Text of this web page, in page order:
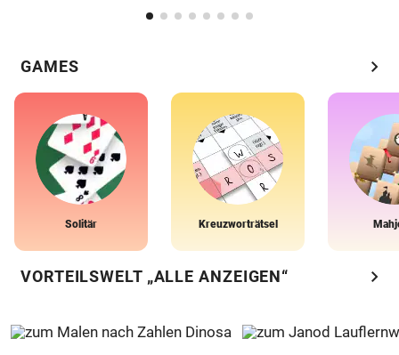
GAMES chevron_right
Solitär Kreuzworträtsel
VORTEILSWELT „ALLE ANZEIGEN“ chevron_right